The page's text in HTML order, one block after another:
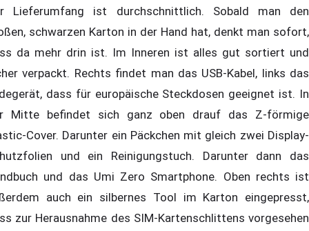
Lieferumfang ist durchschnittlich. Sobald man den
schwarzen Karton in der Hand hat, denkt man sofort,
da mehr drin ist. Im Inneren ist alles gut sortiert und
verpackt. Rechts findet man das USB-Kabel, links das
dass für europäische Steckdosen geeignet ist. In
Mitte befindet sich ganz oben drauf das Z-förmige
Cover. Darunter ein Päckchen mit gleich zwei Display-
und ein Reinigungstuch. Darunter dann das
und das Umi Zero Smartphone. Oben rechts ist
auch ein silbernes Tool im Karton eingepresst,
zur Herausnahme des SIM-Kartenschlittens vorgesehen